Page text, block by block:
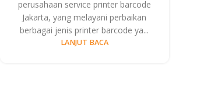
perusahaan service printer barcode
Jakarta, yang melayani perbaikan
berbagai jenis printer barcode ya...
LANJUT BACA